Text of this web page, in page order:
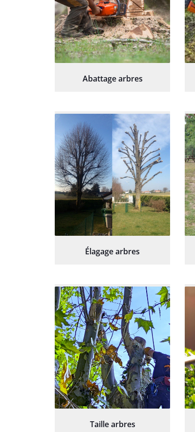
Abattage arbres
Élagage arbres
Taille arbres